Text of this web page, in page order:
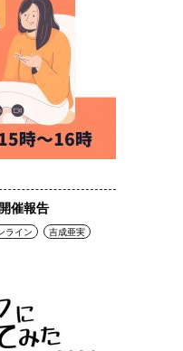
催報告
ライン 吉成亜実